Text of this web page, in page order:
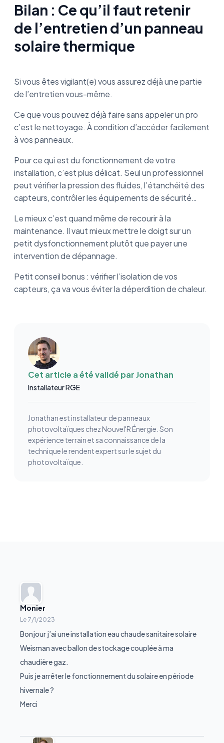
Bilan : Ce qu’il faut retenir
de l’entretien d’un panneau
solaire thermique
Si vous êtes vigilant(e) vous assurez déjà une partie
de l’entretien vous-même.
Ce que vous pouvez déjà faire sans appeler un pro
c’est le nettoyage. À condition d’accéder facilement
à vos panneaux.
Pour ce qui est du fonctionnement de votre
installation, c’est plus délicat. Seul un professionnel
peut vérifier la pression des fluides, l’étanchéité des
capteurs, contrôler les équipements de sécurité…
Le mieux c’est quand même de recourir à la
maintenance. Il vaut mieux mettre le doigt sur un
petit dysfonctionnement plutôt que payer une
intervention de dépannage.
Petit conseil bonus : vérifier l’isolation de vos
capteurs, ça va vous éviter la déperdition de chaleur.
Cet article a été validé parJonathan
Installateur RGE
Jonathan est installateur de panneaux
photovoltaïques chez Nouvel'R Énergie. Son
expérience terrain et sa connaissance de la
technique le rendent expert sur le sujet du
photovoltaïque.
Monier
Le 7/1/2023
Bonjour j’ai une installation eau chaude sanitaire solaire
Weisman avec ballon de stockage couplée à ma
chaudière gaz.
Puis je arrêter le fonctionnement du solaire en période
hivernale ?
Merci